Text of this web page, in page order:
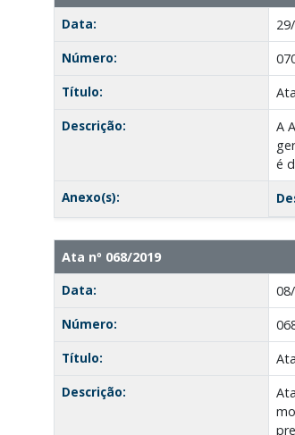
Data:
Número:
Título:
Descrição:
A
é
Anexo(s):
Ata nº 068/2019
Data:
Número:
Título:
Descrição: